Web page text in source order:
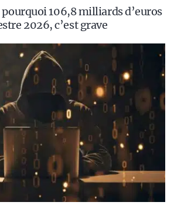
106,8 milliards d’euros
2026, c’est grave